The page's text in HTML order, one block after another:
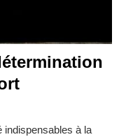
indispensables à la